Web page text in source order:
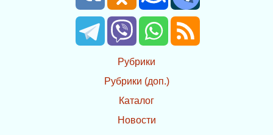
Рубрики
Рубрики (доп.)
Каталог
Новости